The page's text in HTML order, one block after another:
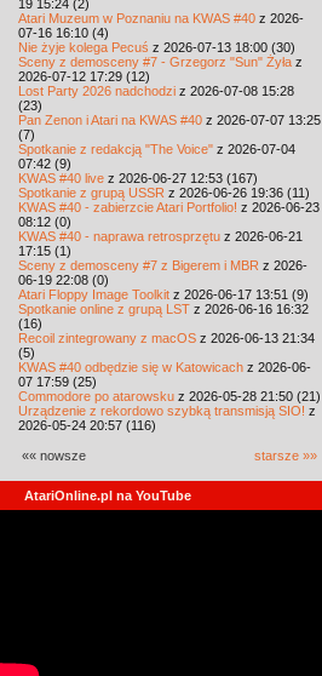
19 15:24 (2)
Atari Muzeum w Poznaniu na KWAS #40 z 2026-
07-16 16:10 (4)
Nie żyje kolega Pecuś z 2026-07-13 18:00 (30)
Sceny z demosceny #7 - Grzegorz "Sun" Żyła z
2026-07-12 17:29 (12)
Lost Party 2026 nadchodzi z 2026-07-08 15:28
(23)
Pan Zenon i Atari na KWAS #40 z 2026-07-07 13:25
(7)
Spotkanie z redakcją "The Voice" z 2026-07-04
07:42 (9)
KWAS #40 live z 2026-06-27 12:53 (167)
Spotkanie z grupą USSR z 2026-06-26 19:36 (11)
KWAS #40 - zabierzcie Atari Portfolio! z 2026-06-23
08:12 (0)
KWAS #40 - naprawa retrosprzętu z 2026-06-21
17:15 (1)
Sceny z demosceny #7 z Bigerem i MBR z 2026-
06-19 22:08 (0)
Atari Floppy Image Toolkit z 2026-06-17 13:51 (9)
Spotkanie online z grupą LST z 2026-06-16 16:32
(16)
Recoil zintegrowany z macOS z 2026-06-13 21:34
(5)
KWAS #40 odbędzie się w Katowicach z 2026-06-
07 17:59 (25)
Commodore po atarowsku z 2026-05-28 21:50 (21)
Urządzenie z rekordowo szybką transmisją SIO! z
2026-05-24 20:57 (116)
«« nowsze starsze »»
AtariOnline.pl na YouTube